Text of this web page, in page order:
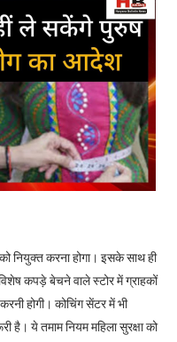
नियुक्त करना होगा। इसके साथ ही
कपड़े बेचने वाले स्टोर में ग्राहकों
होगी। कोचिंग सेंटर में भी
है। ये तमाम नियम महिला सुरक्षा को